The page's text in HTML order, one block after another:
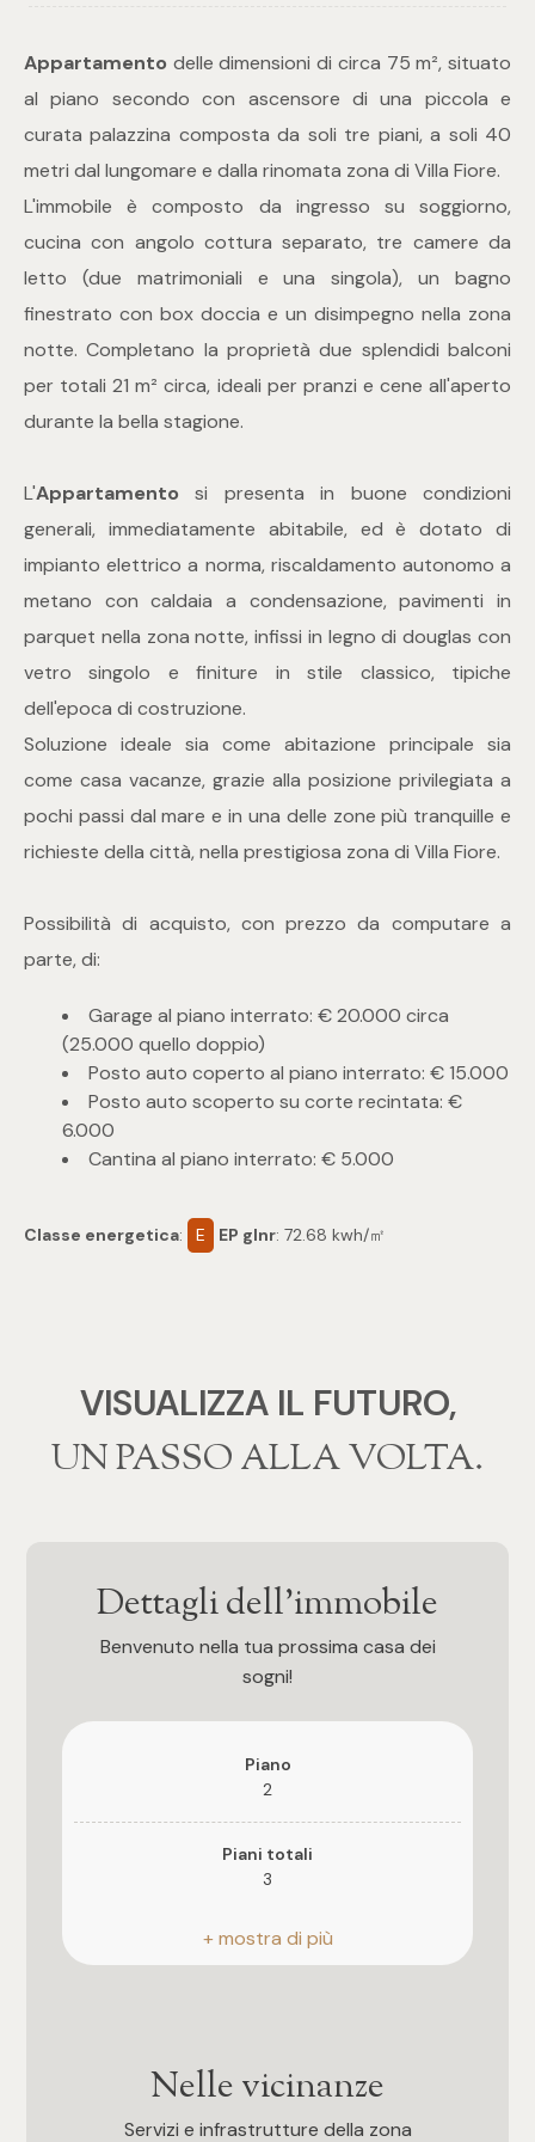
Appartamento delle dimensioni di circa 75 m², situato
al piano secondo con ascensore di una piccola e
curata palazzina composta da soli tre piani, a soli 40
metri dal lungomare e dalla rinomata zona di Villa Fiore.
L'immobile è composto da ingresso su soggiorno,
cucina con angolo cottura separato, tre camere da
letto (due matrimoniali e una singola), un bagno
finestrato con box doccia e un disimpegno nella zona
notte. Completano la proprietà due splendidi balconi
per totali 21 m² circa, ideali per pranzi e cene all'aperto
durante la bella stagione.
L'Appartamento si presenta in buone condizioni
generali, immediatamente abitabile, ed è dotato di
impianto elettrico a norma, riscaldamento autonomo a
metano con caldaia a condensazione, pavimenti in
parquet nella zona notte, infissi in legno di douglas con
vetro singolo e finiture in stile classico, tipiche
dell'epoca di costruzione.
Soluzione ideale sia come abitazione principale sia
come casa vacanze, grazie alla posizione privilegiata a
pochi passi dal mare e in una delle zone più tranquille e
richieste della città, nella prestigiosa zona di Villa Fiore.
Possibilità di acquisto, con prezzo da computare a
parte, di:
Garage al piano interrato: € 20.000 circa
(25.000 quello doppio)
Posto auto coperto al piano interrato: € 15.000
Posto auto scoperto su corte recintata: €
6.000
Cantina al piano interrato: € 5.000
Classe energetica: E EP glnr: 72.68 kwh/㎡
VISUALIZZA IL FUTURO,
‍‍UN PASSO ALLA VOLTA.
Dettagli dell'immobile
Benvenuto nella tua prossima casa dei
sogni!
Piano
2
Piani totali
3
Riscaldamento
Autonomo
Ascensore
Nelle vicinanze
Servizi e infrastrutture della zona
Commerciali
Industriali
Terreni
Prezzo
Totale
Locali
3
4
Qualsiasi
1
5
5+
Qualsiasi